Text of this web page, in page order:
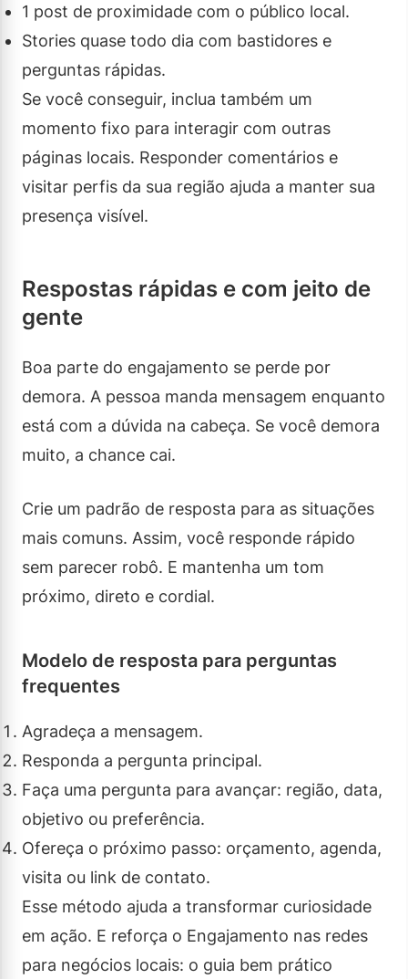
1 post de proximidade com o público local.
Stories quase todo dia com bastidores e
perguntas rápidas.
Se você conseguir, inclua também um
momento fixo para interagir com outras
páginas locais. Responder comentários e
visitar perfis da sua região ajuda a manter sua
presença visível.
Respostas rápidas e com jeito de
gente
Boa parte do engajamento se perde por
demora. A pessoa manda mensagem enquanto
está com a dúvida na cabeça. Se você demora
muito, a chance cai.
Crie um padrão de resposta para as situações
mais comuns. Assim, você responde rápido
sem parecer robô. E mantenha um tom
próximo, direto e cordial.
Modelo de resposta para perguntas
frequentes
Agradeça a mensagem.
Responda a pergunta principal.
Faça uma pergunta para avançar: região, data,
objetivo ou preferência.
Ofereça o próximo passo: orçamento, agenda,
visita ou link de contato.
Esse método ajuda a transformar curiosidade
em ação. E reforça o Engajamento nas redes
para negócios locais: o guia bem prático